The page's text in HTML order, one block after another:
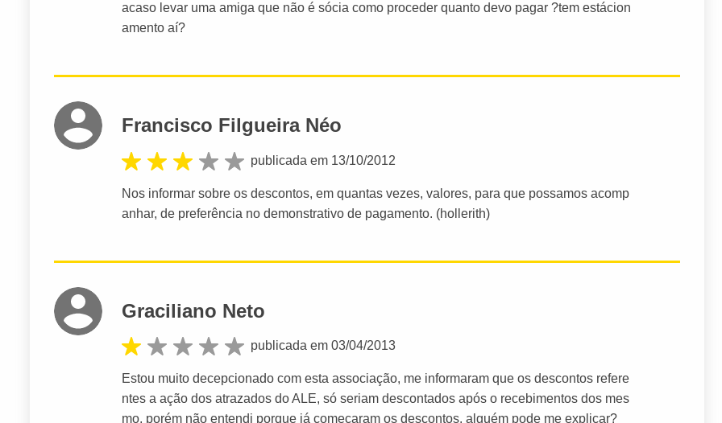
acaso levar uma amiga que não é sócia como proceder quanto devo pagar ?tem estácion
amento aí?
Francisco Filgueira Néo
publicada em 13/10/2012
Nos informar sobre os descontos, em quantas vezes, valores, para que possamos acomp
anhar, de preferência no demonstrativo de pagamento. (hollerith)
Graciliano Neto
publicada em 03/04/2013
Estou muito decepcionado com esta associação, me informaram que os descontos refere
ntes a ação dos atrazados do ALE, só seriam descontados após o recebimentos dos mes
mo, porém não entendi porque já começaram os descontos. alguém pode me explicar?